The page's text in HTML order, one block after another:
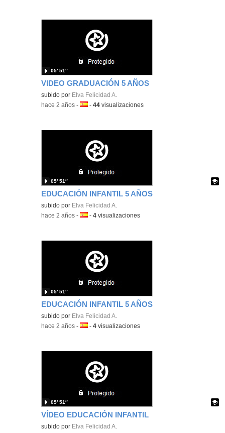
VIDEO GRADUACIÓN 5 AÑOS
subido por Elva Felicidad A.
05′ 51″
-hace 2 años -Idioma:
-44 visualizaciones
EDUCACIÓN INFANTIL 5 AÑOS
Contenido educativo.
subido por Elva Felicidad A.
05′ 51″
-hace 2 años -Idioma:
-4 visualizaciones
EDUCACIÓN INFANTIL 5 AÑOS
subido por Elva Felicidad A.
05′ 51″
-hace 2 años -Idioma:
-4 visualizaciones
VÍDEO EDUCACIÓN INFANTIL
Contenido educativo.
subido por Elva Felicidad A.
05′ 51″